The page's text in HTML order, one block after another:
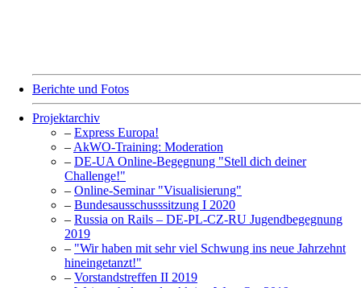
Berichte und Fotos
Projektarchiv
– Express Europa!
– AkWO-Training: Moderation
– DE-UA Online-Begegnung "Stell dich deiner
Challenge!"
– Online-Seminar "Visualisierung"
– Bundesausschusssitzung I 2020
– Russia on Rails – DE-PL-CZ-RU Jugendbegegnung
2019
– "Wir haben mit sehr viel Schwung ins neue Jahrzehnt
hineingetanzt!"
– Vorstandstreffen II 2019